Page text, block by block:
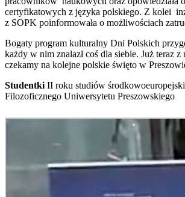
certyfikatowych z języka polskiego. Z kolei
z SOPK poinformowała o możliwościach
Bogaty program kulturalny Dni Polskich
każdy w nim znalazł coś dla siebie. Już teraz
czekamy na kolejne polskie święto w
Studentki II roku studiów
Filozoficznego Uniwersytetu Preszowskiego